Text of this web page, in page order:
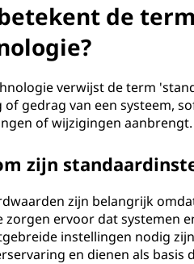
de
verwijst de term
of gedrag van een systeem,
of wijzigingen aanbrengt.
zijn
zijn belangrijk
zorgen ervoor dat systemen
instellingen nodig
en dienen als basis